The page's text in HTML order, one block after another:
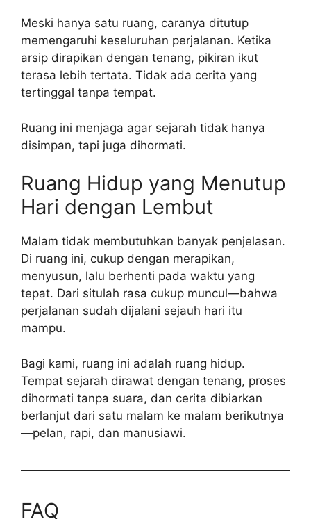
Meski hanya satu ruang, caranya ditutup
memengaruhi keseluruhan perjalanan. Ketika
arsip dirapikan dengan tenang, pikiran ikut
terasa lebih tertata. Tidak ada cerita yang
tertinggal tanpa tempat.
Ruang ini menjaga agar sejarah tidak hanya
disimpan, tapi juga dihormati.
Ruang Hidup yang Menutup
Hari dengan Lembut
Malam tidak membutuhkan banyak penjelasan.
Di ruang ini, cukup dengan merapikan,
menyusun, lalu berhenti pada waktu yang
tepat. Dari situlah rasa cukup muncul—bahwa
perjalanan sudah dijalani sejauh hari itu
mampu.
Bagi kami, ruang ini adalah ruang hidup.
Tempat sejarah dirawat dengan tenang, proses
dihormati tanpa suara, dan cerita dibiarkan
berlanjut dari satu malam ke malam berikutnya
—pelan, rapi, dan manusiawi.
FAQ